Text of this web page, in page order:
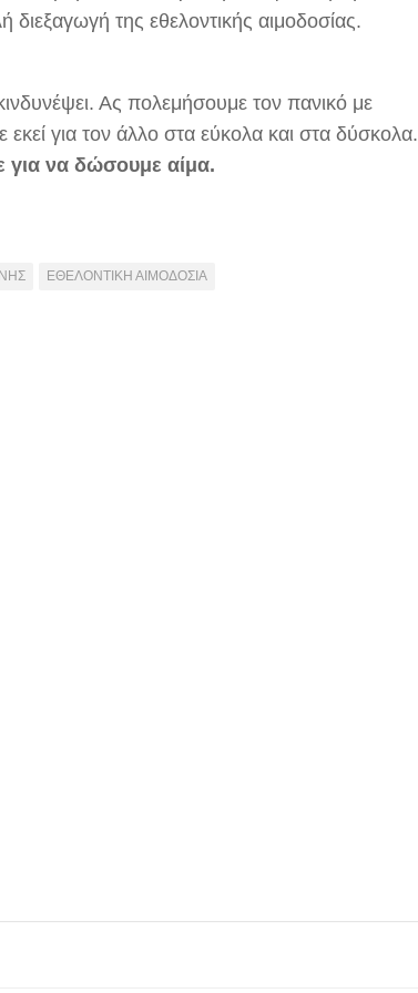
διεξαγωγή της εθελοντικής αιμοδοσίας.
Ας πολεμήσουμε τον πανικό με
για τον άλλο στα εύκολα και στα δύσκολα.
για να δώσουμε αίμα.
ΕΘΕΛΟΝΤΙΚΗ ΑΙΜΟΔΟΣΙΑ